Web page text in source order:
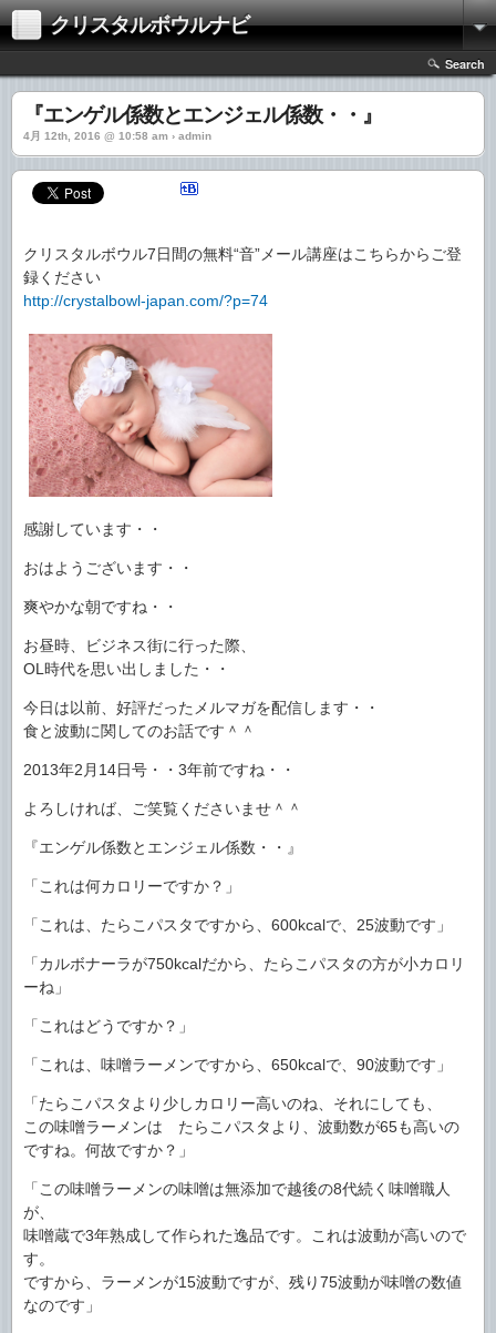
クリスタルボウルナビ
Search
『エンゲル係数とエンジェル係数・・』
4月 12th, 2016 @ 10:58 am › admin
クリスタルボウル7日間の無料“音”メール講座はこちらからご登
録ください
http://crystalbowl-japan.com/?p=74
感謝しています・・
おはようございます・・
爽やかな朝ですね・・
お昼時、ビジネス街に行った際、
OL時代を思い出しました・・
今日は以前、好評だったメルマガを配信します・・
食と波動に関してのお話です＾＾
2013年2月14日号・・3年前ですね・・
よろしければ、ご笑覧くださいませ＾＾
『エンゲル係数とエンジェル係数・・』
「これは何カロリーですか？」
「これは、たらこパスタですから、600kcalで、25波動です」
「カルボナーラが750kcalだから、たらこパスタの方が小カロリ
ーね」
「これはどうですか？」
「これは、味噌ラーメンですから、650kcalで、90波動です」
「たらこパスタより少しカロリー高いのね、それにしても、
この味噌ラーメンは たらこパスタより、波動数が65も高いの
ですね。何故ですか？」
「この味噌ラーメンの味噌は無添加で越後の8代続く味噌職人
が、
味噌蔵で3年熟成して作られた逸品です。これは波動が高いので
す。
ですから、ラーメンが15波動ですが、残り75波動が味噌の数値
なのです」